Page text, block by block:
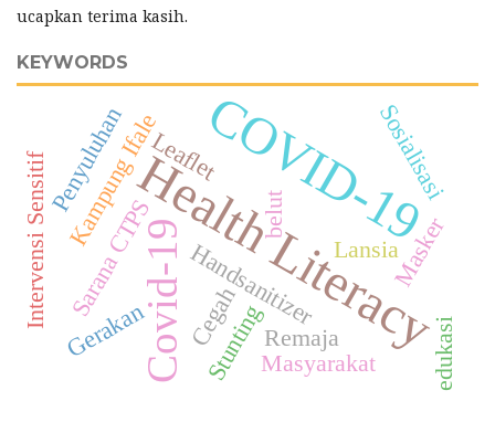
ucapkan terima kasih.
KEYWORDS
Health Literacy
COVID-19
Covid-19Handsanitizer
Kampung Ifale
Stunting
Sarana CTPS
Penyuluhan
Masker
Remaja
Lansia
Intervensi Sensitif Leaflet
Masyarakat
Cegah
Sosialisasi
Gerakan
belut
edukasi